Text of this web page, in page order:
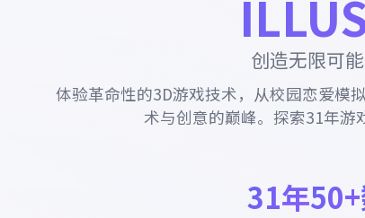
创造无限可
体验革命性的3D游戏技术，从校园恋爱模
术与创意的巅峰。探索31年游
31年50+